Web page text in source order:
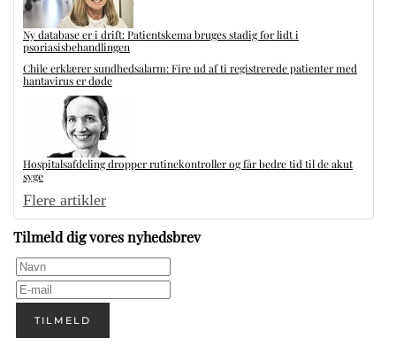
Ny database er i drift: Patientskema bruges stadig for lidt i
psoriasisbehandlingen
Chile erklærer sundhedsalarm: Fire ud af ti registrerede patienter med
hantavirus er døde
Hospitalsafdeling dropper rutinekontroller og får bedre tid til de akut
syge
Flere artikler
Tilmeld dig vores nyhedsbrev
TILMELD